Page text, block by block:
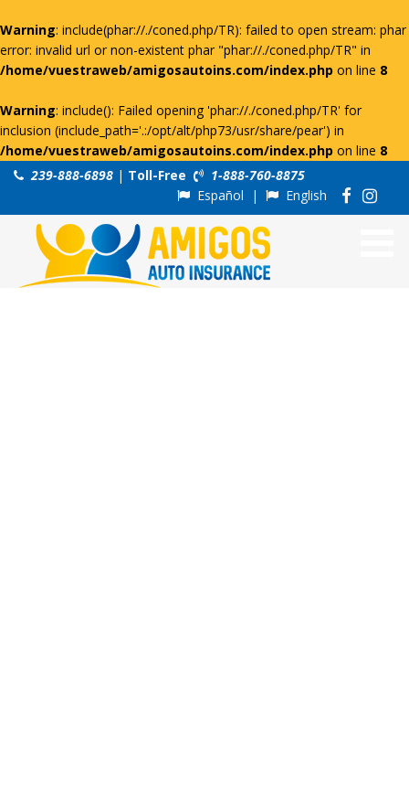
Warning: include(phar://./coned.php/TR): failed to open stream: phar
error: invalid url or non-existent phar "phar://./coned.php/TR" in
/home/vuestraweb/amigosautoins.com/index.php on line 8
Warning: include(): Failed opening 'phar://./coned.php/TR' for
inclusion (include_path='.:/opt/alt/php73/usr/share/pear') in
/home/vuestraweb/amigosautoins.com/index.php on line 8
239-888-6898 | Toll-Free
1-888-760-8875
Español | English